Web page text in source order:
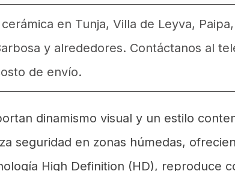
en Tunja, Villa de Leyva,
y alrededores. Contáctanos al
de envío.
dinamismo visual y un estilo
seguridad en zonas húmedas,
High Definition (HD), reproduce